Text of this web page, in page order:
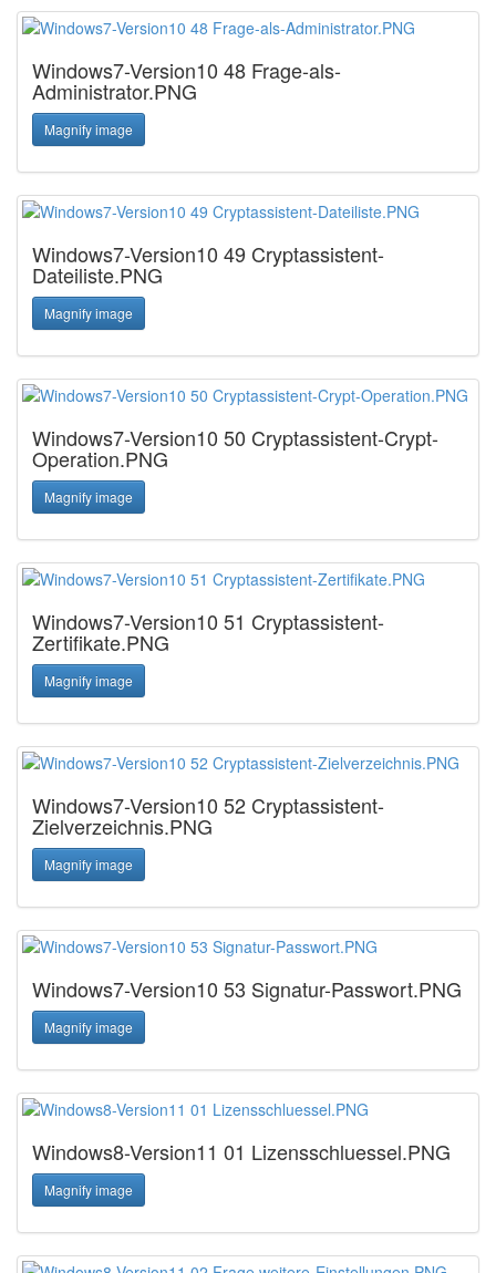
Windows7-Version10 48 Frage-als-
Administrator.PNG
Magnify image
Windows7-Version10 49 Cryptassistent-
Dateiliste.PNG
Magnify image
Windows7-Version10 50 Cryptassistent-Crypt-
Operation.PNG
Magnify image
Windows7-Version10 51 Cryptassistent-
Zertifikate.PNG
Magnify image
Windows7-Version10 52 Cryptassistent-
Zielverzeichnis.PNG
Magnify image
Windows7-Version10 53 Signatur-Passwort.PNG
Magnify image
Windows8-Version11 01 Lizensschluessel.PNG
Magnify image